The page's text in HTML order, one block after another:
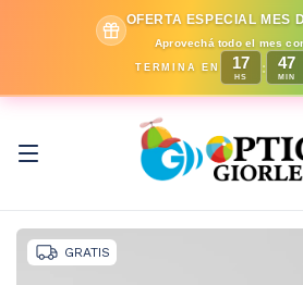
OFERTA ESPECIAL MES
Aprovechá todo el mes
TERMINA EN 17
HS
: 47
MIN
GRATIS